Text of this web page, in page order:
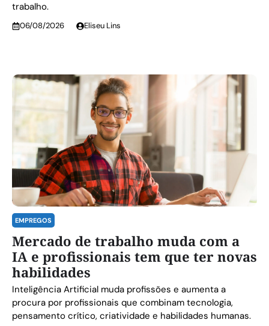
trabalho.
06/08/2026 Eliseu Lins
EMPREGOS
Mercado de trabalho muda com a
IA e profissionais tem que ter novas
habilidades
Inteligência Artificial muda profissões e aumenta a
procura por profissionais que combinam tecnologia,
pensamento crítico, criatividade e habilidades humanas.